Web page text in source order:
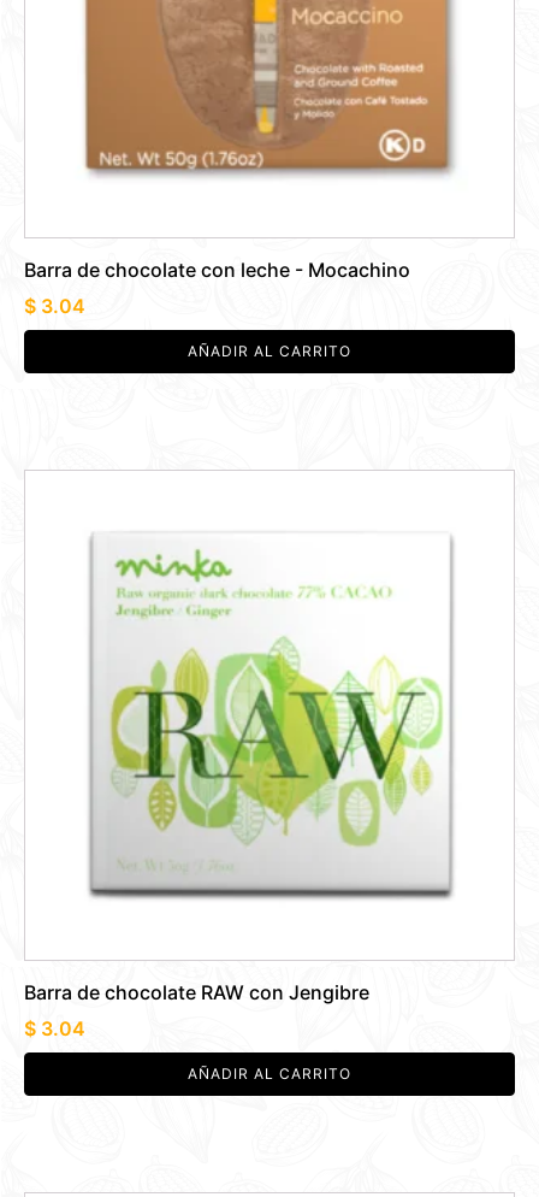
Barra de chocolate con leche - Mocachino
$ 3.04
AÑADIR AL CARRITO
Barra de chocolate RAW con Jengibre
$ 3.04
AÑADIR AL CARRITO